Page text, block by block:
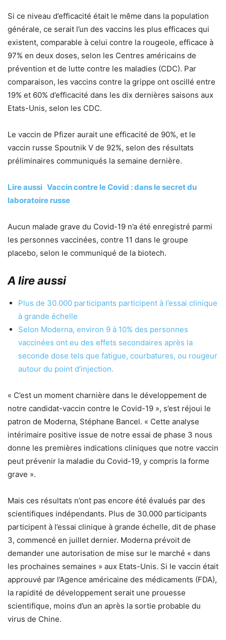
Si ce niveau d’efficacité était le même dans la population
générale, ce serait l’un des vaccins les plus efficaces qui
existent, comparable à celui contre la rougeole, efficace à
97% en deux doses, selon les Centres américains de
prévention et de lutte contre les maladies (CDC). Par
comparaison, les vaccins contre la grippe ont oscillé entre
19% et 60% d’efficacité dans les dix dernières saisons aux
Etats-Unis, selon les CDC.
Le vaccin de Pfizer aurait une efficacité de 90%, et le
vaccin russe Spoutnik V de 92%, selon des résultats
préliminaires communiqués la semaine dernière.
Lire aussi Vaccin contre le Covid : dans le secret du
laboratoire russe
Aucun malade grave du Covid-19 n’a été enregistré parmi
les personnes vaccinées, contre 11 dans le groupe
placebo, selon le communiqué de la biotech.
A lire aussi
Plus de 30.000 participants participent à l’essai clinique
à grande échelle
Selon Moderna, environ 9 à 10% des personnes
vaccinées ont eu des effets secondaires après la
seconde dose tels que fatigue, courbatures, ou rougeur
autour du point d’injection.
« C’est un moment charnière dans le développement de
notre candidat-vaccin contre le Covid-19 », s’est réjoui le
patron de Moderna, Stéphane Bancel. « Cette analyse
intérimaire positive issue de notre essai de phase 3 nous
donne les premières indications cliniques que notre vaccin
peut prévenir la maladie du Covid-19, y compris la forme
grave ».
Mais ces résultats n’ont pas encore été évalués par des
scientifiques indépendants. Plus de 30.000 participants
participent à l’essai clinique à grande échelle, dit de phase
3, commencé en juillet dernier. Moderna prévoit de
demander une autorisation de mise sur le marché « dans
les prochaines semaines » aux Etats-Unis. Si le vaccin était
approuvé par l’Agence américaine des médicaments (FDA),
la rapidité de développement serait une prouesse
scientifique, moins d’un an après la sortie probable du
virus de Chine.